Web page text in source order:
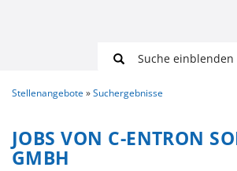
Suche einblenden
Stellenangebote Suchergebnisse
JOBS VON C-ENTRON
GMBH